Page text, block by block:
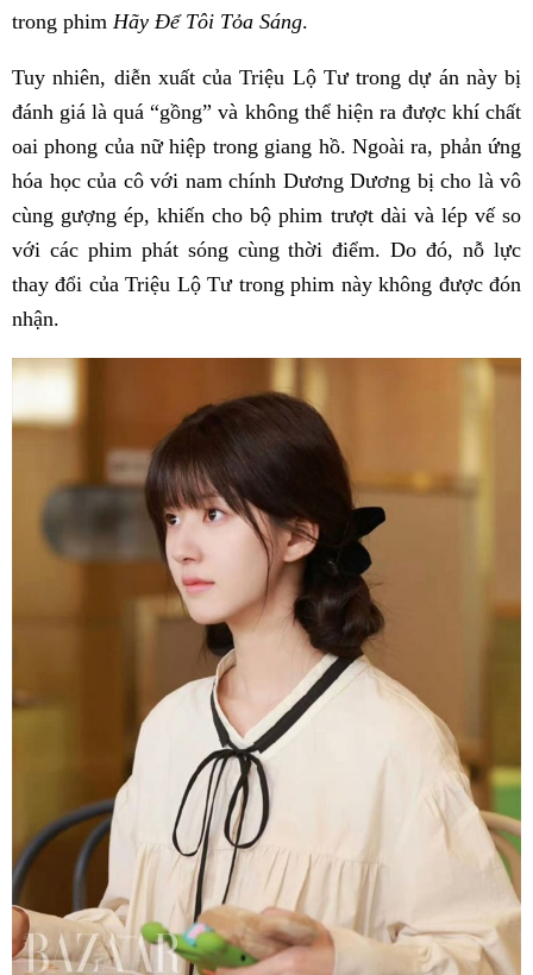
trong phim Hãy Để Tôi Tỏa Sáng.
Tuy nhiên, diễn xuất của Triệu Lộ Tư trong dự án này bị
đánh giá là quá “gồng” và không thể hiện ra được khí chất
oai phong của nữ hiệp trong giang hồ. Ngoài ra, phản ứng
hóa học của cô với nam chính Dương Dương bị cho là vô
cùng gượng ép, khiến cho bộ phim trượt dài và lép vế so
với các phim phát sóng cùng thời điểm. Do đó, nỗ lực
thay đổi của Triệu Lộ Tư trong phim này không được đón
nhận.